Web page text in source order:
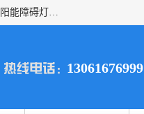
上海宇叶电子科技有限公司是吊钩视频监控、升降机监控、卸料平台监控、塔吊防碰撞、黑匣子防碰撞、风速仪，太阳能障碍灯安全提示灯等一系列升降机的常用配件产品专业研发生产加工的公司，拥有完整、科学的质量管理体系。
13061676999